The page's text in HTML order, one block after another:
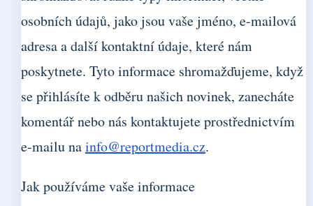
osobních údajů, jako jsou vaše jméno, e-mailová
adresa a další kontaktní údaje, které nám
poskytnete. Tyto informace shromažďujeme, když
se přihlásíte k odběru našich novinek, zanecháte
komentář nebo nás kontaktujete prostřednictvím
e-mailu nainfo@reportmedia.cz.
Jak používáme vaše informace